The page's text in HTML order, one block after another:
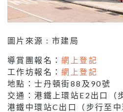
圖片來源 : 市建局
導賞團報名：網上登記
工作坊報名：網上登記
地點：士丹頓街88及90號
交通：港鐵上環站E2出口（
港鐵中環站C出口（步行至